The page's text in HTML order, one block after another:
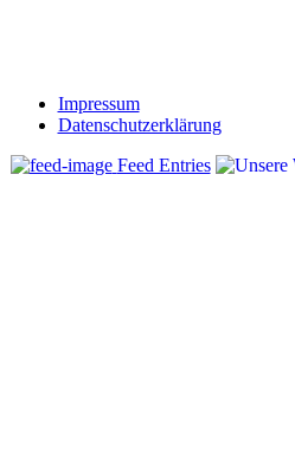
Impressum
Datenschutzerklärung
Feed Entries